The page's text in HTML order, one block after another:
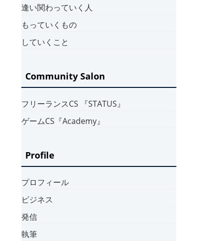
逢い関わっていく人
もっていくもの
していくこと
Community Salon
フリーランスCS 『STATUS』
ゲームCS『Academy』
Profile
プロフィール
ビジネス
発信
執筆